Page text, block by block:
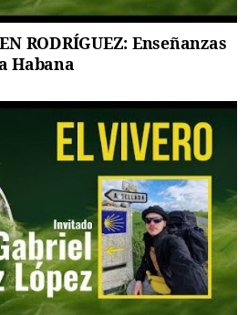
RODRÍGUEZ: Enseñanzas
Habana